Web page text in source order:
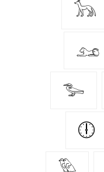
𓃥
𓃭
𓅧
🕕